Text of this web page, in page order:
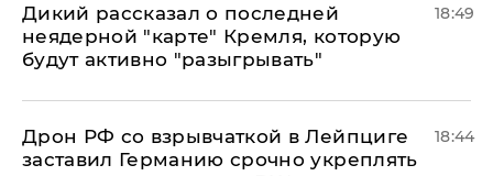
Дикий рассказал о последней
неядерной "карте" Кремля, которую
будут активно "разыгрывать"
18:49
​Дрон РФ со взрывчаткой в Лейпциге
заставил Германию срочно укреплять
18:44